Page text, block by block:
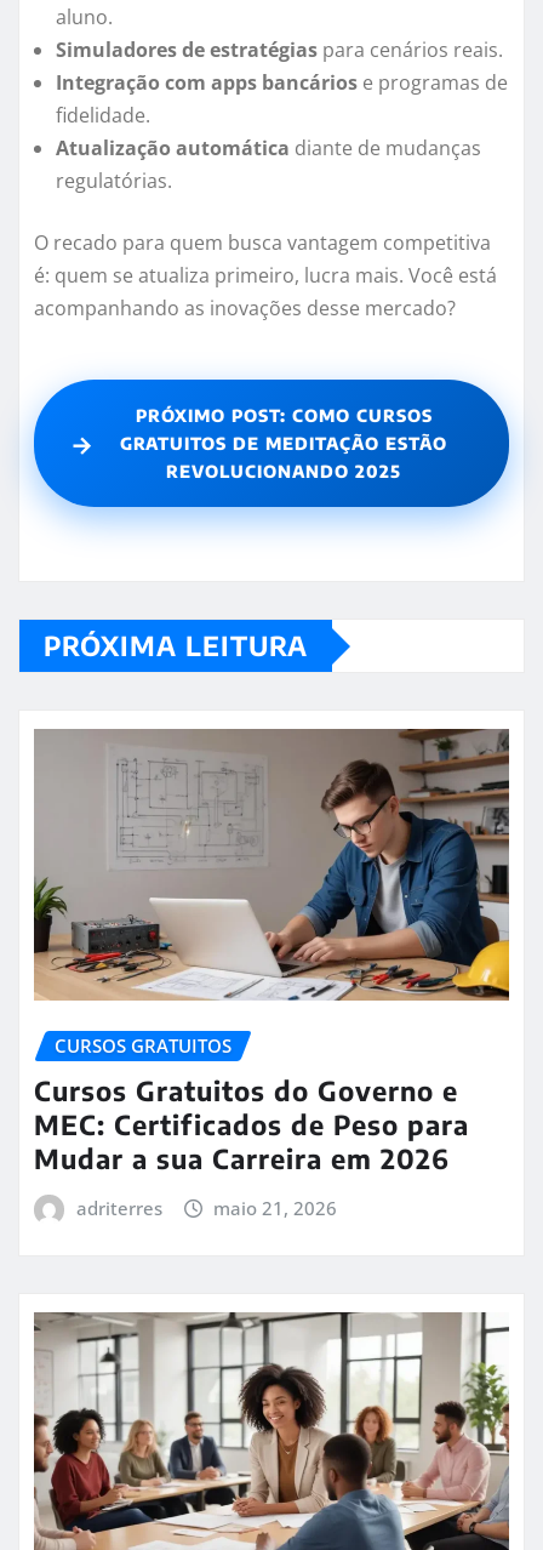
aluno.
Simuladores de estratégias para cenários reais.
Integração com apps bancários e programas de
fidelidade.
Atualização automática diante de mudanças
regulatórias.
O recado para quem busca vantagem competitiva
é: quem se atualiza primeiro, lucra mais. Você está
acompanhando as inovações desse mercado?
→
PRÓXIMO POST: COMO CURSOS
GRATUITOS DE MEDITAÇÃO ESTÃO
REVOLUCIONANDO 2025
PRÓXIMA LEITURA
CURSOS GRATUITOS
Cursos Gratuitos do Governo e
MEC: Certificados de Peso para
Mudar a sua Carreira em 2026
adriterres maio 21, 2026